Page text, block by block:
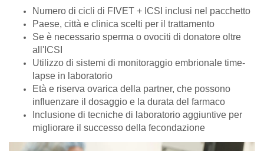
Numero di cicli di FIVET + ICSI inclusi nel pacchetto
Paese, città e clinica scelti per il trattamento
Se è necessario sperma o ovociti di donatore oltre
all'ICSI
Utilizzo di sistemi di monitoraggio embrionale time-
lapse in laboratorio
Età e riserva ovarica della partner, che possono
influenzare il dosaggio e la durata del farmaco
Inclusione di tecniche di laboratorio aggiuntive per
migliorare il successo della fecondazione